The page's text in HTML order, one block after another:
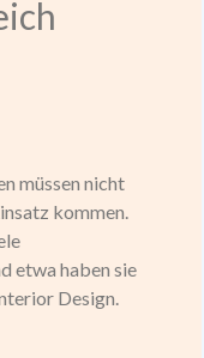
müssen nicht
kommen.
etwa haben sie
Design.